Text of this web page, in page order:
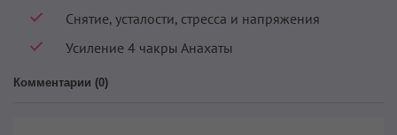
Снятие, усталости, стресса и напряжения
Усиление 4 чакры Анахаты
Комментарии (0)